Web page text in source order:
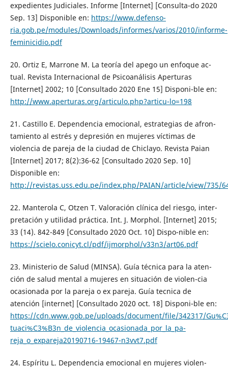
expedientes Judiciales. Informe [Internet] [Consulta-do 2020
Sep. 13] Disponible en: https://www.defenso-
ria.gob.pe/modules/Downloads/informes/varios/2010/informe-
feminicidio.pdf
20. Ortiz E, Marrone M. La teoría del apego un enfoque ac-
tual. Revista Internacional de Psicoanálisis Aperturas
[Internet] 2002; 10 [Consultado 2020 Ene 15] Disponi-ble en:
http://www.aperturas.org/articulo.php?articu-lo=198
21. Castillo E. Dependencia emocional, estrategias de afron-
tamiento al estrés y depresión en mujeres víctimas de
violencia de pareja de la ciudad de Chiclayo. Revista Paian
[Internet] 2017; 8(2):36-62 [Consultado 2020 Sep. 10]
Disponible en:
http://revistas.uss.edu.pe/index.php/PAIAN/article/view/735/
22. Manterola C, Otzen T. Valoración clínica del riesgo, inter-
pretación y utilidad práctica. Int. J. Morphol. [Internet] 2015;
33 (14). 842-849 [Consultado 2020 Oct. 10] Dispo-nible en:
https://scielo.conicyt.cl/pdf/ijmorphol/v33n3/art06.pdf
23. Ministerio de Salud (MINSA). Guía técnica para la aten-
ción de salud mental a mujeres en situación de violen-cia
ocasionada por la pareja o ex pareja. Guía tecnica de
atención [internet] [Consultado 2020 oct. 18] Disponi-ble en:
https://cdn.www.gob.pe/uploads/document/file/342317/
tuaci%C3%B3n_de_violencia_ocasionada_por_la_pa-
reja_o_expareja20190716-19467-n3vvt7.pdf
24. Espíritu L. Dependencia emocional en mujeres violen-